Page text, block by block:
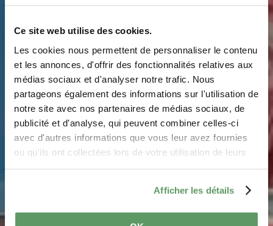
Ce site web utilise des cookies.
Les cookies nous permettent de personnaliser le contenu
et les annonces, d'offrir des fonctionnalités relatives aux
médias sociaux et d'analyser notre trafic. Nous
partageons également des informations sur l'utilisation de
notre site avec nos partenaires de médias sociaux, de
publicité et d'analyse, qui peuvent combiner celles-ci
avec d'autres informations que vous leur avez fournies
ou qu'ils ont collectées lors de votre utilisation de leurs
Afficher les détails
Matchbox Museum
Where? 5, Enneschtduerf, L-6560 Hinkel